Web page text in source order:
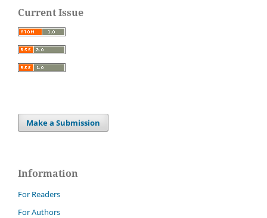
Current Issue
Make a Submission
Information
For Readers
For Authors